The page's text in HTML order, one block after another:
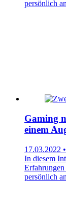
persönlich
Gaming
einem
17.03.2022
In diesem
persönlich